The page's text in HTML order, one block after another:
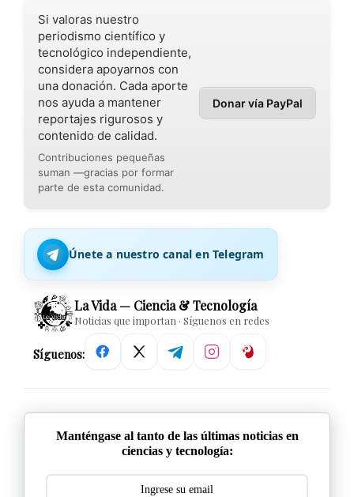
Si valoras nuestro
periodismo científico y
tecnológico independiente,
considera apoyarnos con
una donación. Cada aporte
nos ayuda a mantener
reportajes rigurosos y
contenido de calidad.
Contribuciones pequeñas
suman —gracias por formar
parte de esta comunidad.
Donar vía PayPal
Únete a nuestro canal en Telegram
La Vida — Ciencia & Tecnología
Noticias que importan · Síguenos en redes
Síguenos:
Manténgase al tanto de las últimas noticias en
ciencias y tecnología: